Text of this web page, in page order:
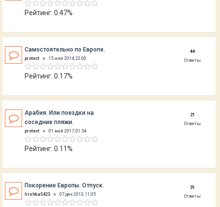
Рейтинг: 0.47%
Самостоятельно по Европе.
protect 15 июл 2014, 22:00
Рейтинг: 0.17%
44
Ответы
Арабия. Или поездки на
соседние пляжи.
protect 01 май 2017, 01:54
Рейтинг: 0.11%
21
Ответы
Покорение Европы. Отпуск.
Irishka5423 07 дек 2013, 11:05
31
Ответы